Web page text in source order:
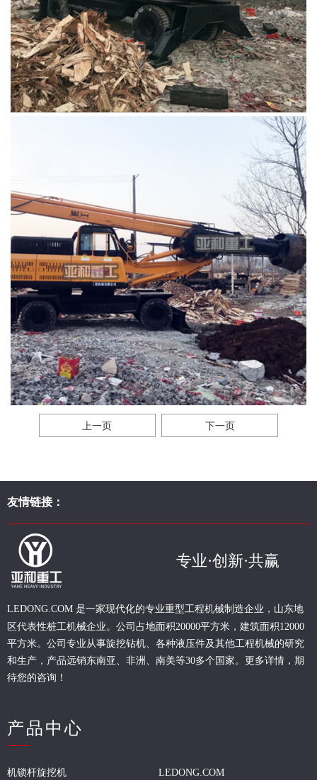
上一页 下一页
友情链接：
专业·创新·共赢
LEDONG.COM 是一家现代化的专业重型工程机械制造企业，山东地
区代表性桩工机械企业。 公司占地面积20000平方米，建筑面积12000
平方米。公司专业从事旋挖钻机、各种液压件及其他工程机械的研究
和生产，产品远销东南亚、非洲、南美等30多个国家。更多详情，期
待您的咨询！
产品中心
机锁杆旋挖机 LEDONG.COM